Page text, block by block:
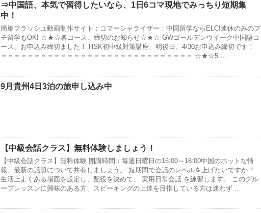
⇒中国語、本気で習得したいなら、1日6コマ現地でみっちり短期集
中！
簡単フラッシュ動画制作サイト：コマーシャライザー：中国留学ならELC!連休のみのプ
チ留学もOK! ☆★☆各コース、締切のお知らせ☆★☆ GWゴールデンウイーク中国語コ
ース、お申込み締切ました！ HSK初中級対策講座、明後日、4/30お申込み締切です！
＝＝＝＝＝＝＝＝＝＝＝＝＝＝＝＝＝＝＝＝＝＝＝＝＝＝＝＝＝ ☆★☆5 …
9月貴州4日3泊の旅申し込み中
【中級会話クラス】無料体験しましょう！
【中級会話クラス】無料体験 開講時間：毎週日曜日の16:00～18:00中国のホットな情
報、最新の話題について共有しましょう。 短期間で会話のレベルを上げたいですか？
生活上よくある場面を設定し、配役を決めて、 実用日常会話 を練習します。 このグル
ープレッスンに興味のある方、スピーキングの上達を目指している方は迷わず …